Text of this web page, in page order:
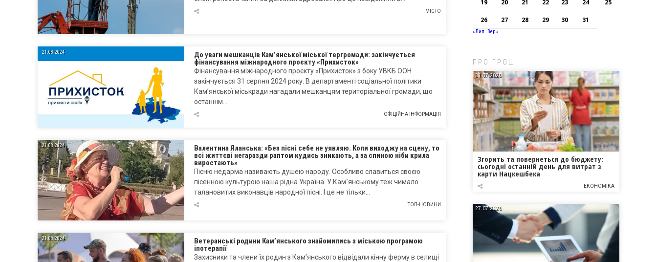
МІСТО
21.08.2024
До уваги мешканців Кам’янської міської тергромади: закінчується
фінансування міжнародного проєкту «Прихисток»
Фінансування міжнародного проєкту «Прихисток» з боку УВКБ ООН
закінчується 31 серпня 2024 року. В департаменті соціальної політики
Кам’янської міськради нагадали мешканцям територіальної громади, що
останнім…
ОФІЦІЙНА ІНФОРМАЦІЯ
21.08.2024
Валентина Яланська: «Без пісні себе не уявляю. Коли виходжу на сцену, то
всі життєві негаразди раптом кудись зникають, а за спиною ніби крила
виростають»
Пісню недарма називають душею народу. Особливо славиться своєю
пісенною культурою наша рідна Україна. У Кам`янському теж чимало
талановитих виконавців народної пісні. І це не тільки…
ТОП-НОВИНИ
21.08.2024
Ветеранські родини Кам’янського знайомились з міською програмою
іпотерапії
Захисники та члени їх родин з Кам’янського відвідали кінну ферму в селищі
19 20 21 22 23 24 25
26 27 28 29 30 31
« Лип Вер »
ПРО ГРОШІ
31.07.2026
Згорить та повернеться до бюджету:
сьогодні останній день для витрат з
карти Нацкешбека
ЕКОНОМІКА
27.07.2026